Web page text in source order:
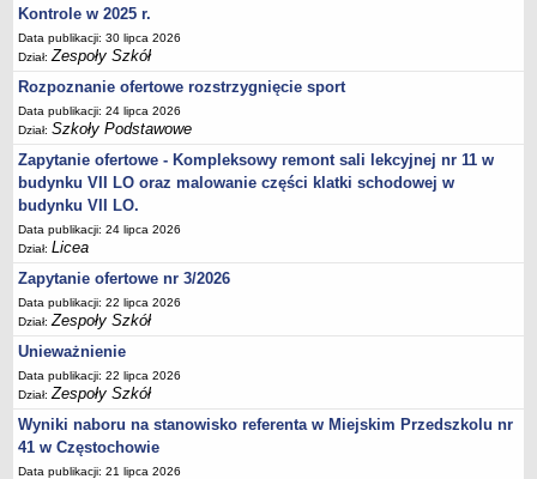
Dane podstawowe
Statut
Majątek
Godziny dyżurów
Ogłoszenia
Zarządzenia
Rejestry, ewidencje, archiwa
Kontrole
PONOWNE WYKORZYSTYWANIE
Sprawozdania
Deklaracja dostępności
DEKLARACJA DOSTĘPNOŚCI
OŚWIADCZENIA MAJĄTKOWE
PONOWNE WYKORZYSTYWANIE
UDOSTĘPNIANIE INFORMACJI PUBLICZNEJ
OCHRONA DANYCH OSOBOWYCH
Kontrole w 2025 r.
Data publikacji: 30 lipca 2026
Dział:Zespoły Szkół
Rozpoznanie ofertowe rozstrzygnięcie sport
Data publikacji: 24 lipca 2026
Dział:Szkoły Podstawowe
Zapytanie ofertowe - Kompleksowy remont sali lekcyjnej nr 11 w
budynku VII LO oraz malowanie części klatki schodowej w
budynku VII LO.
Data publikacji: 24 lipca 2026
Dział:Licea
Zapytanie ofertowe nr 3/2026
Data publikacji: 22 lipca 2026
Dział:Zespoły Szkół
Unieważnienie
Data publikacji: 22 lipca 2026
Dział:Zespoły Szkół
Wyniki naboru na stanowisko referenta w Miejskim Przedszkolu nr
41 w Częstochowie
Data publikacji: 21 lipca 2026